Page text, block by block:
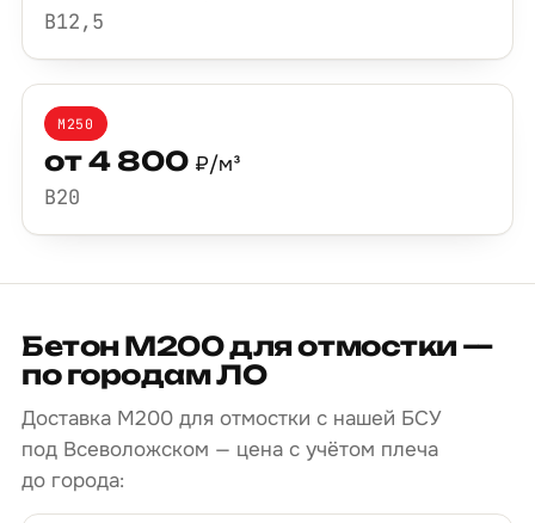
B12,5
М250
от 4 800 ₽/м³
B20
Бетон М200 для отмостки —
по городам ЛО
Доставка М200 для отмостки с нашей БСУ
под Всеволожском — цена с учётом плеча
до города: